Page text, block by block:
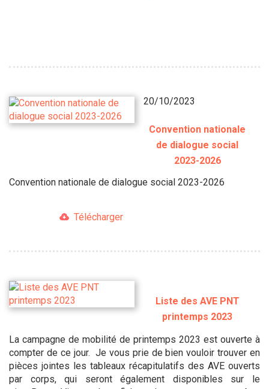
20/10/2023
Convention nationale
de dialogue social
2023-2026
Convention nationale de dialogue social 2023-2026
Télécharger
Liste des AVE PNT
printemps 2023
La campagne de mobilité de printemps 2023 est ouverte à
compter de ce jour. Je vous prie de bien vouloir trouver en
pièces jointes les tableaux récapitulatifs des AVE ouverts
par corps, qui seront également disponibles sur le